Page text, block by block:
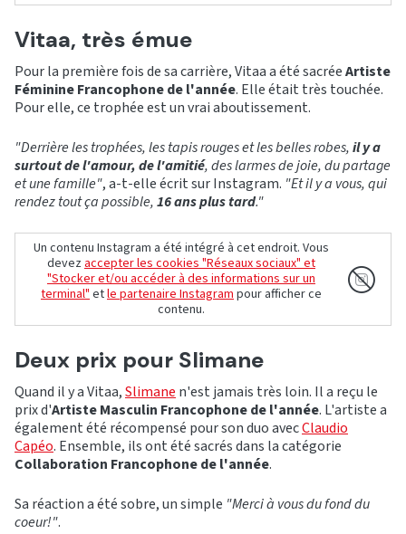
Vitaa, très émue
Pour la première fois de sa carrière, Vitaa a été sacréeArtiste
Féminine Francophone de l'année. Elle était très touchée.
Pour elle, ce trophée est un vrai aboutissement.
"Derrière les trophées, les tapis rouges et les belles robes,il y a
surtout de l'amour, de l'amitié, des larmes de joie, du partage
et une famille", a-t-elle écrit sur Instagram. "Et il y a vous, qui
rendez tout ça possible,16 ans plus tard."
Un contenu Instagram a été intégré à cet endroit. Vous
devezaccepter les cookies "Réseaux sociaux" et
"Stocker et/ou accéder à des informations sur un
terminal"etle partenaire Instagrampour afficher ce
contenu.
Deux prix pour Slimane
Quand il y a Vitaa,Slimane n'est jamais très loin. Il a reçu le
prix d'Artiste Masculin Francophone de l'année. L'artiste a
également été récompensé pour son duo avecClaudio
Capéo. Ensemble, ils ont été sacrés dans la catégorie
Collaboration Francophone de l'année.
Sa réaction a été sobre, un simple "Merci à vous du fond du
coeur!".